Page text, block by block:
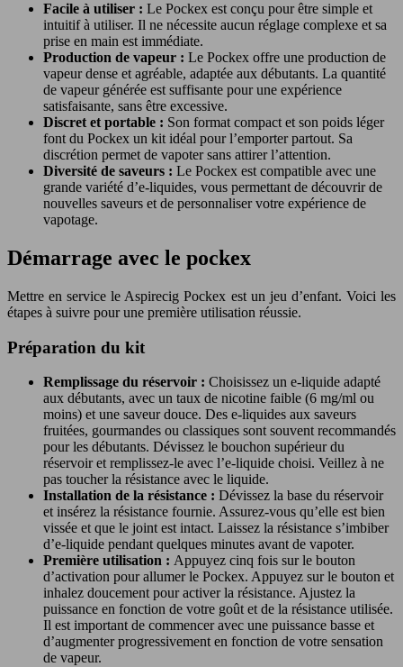
Facile à utiliser : Le Pockex est conçu pour être simple et
intuitif à utiliser. Il ne nécessite aucun réglage complexe et sa
prise en main est immédiate.
Production de vapeur : Le Pockex offre une production de
vapeur dense et agréable, adaptée aux débutants. La quantité
de vapeur générée est suffisante pour une expérience
satisfaisante, sans être excessive.
Discret et portable : Son format compact et son poids léger
font du Pockex un kit idéal pour l’emporter partout. Sa
discrétion permet de vapoter sans attirer l’attention.
Diversité de saveurs : Le Pockex est compatible avec une
grande variété d’e-liquides, vous permettant de découvrir de
nouvelles saveurs et de personnaliser votre expérience de
vapotage.
Démarrage avec le pockex
Mettre en service le Aspirecig Pockex est un jeu d’enfant. Voici les
étapes à suivre pour une première utilisation réussie.
Préparation du kit
Remplissage du réservoir : Choisissez un e-liquide adapté
aux débutants, avec un taux de nicotine faible (6 mg/ml ou
moins) et une saveur douce. Des e-liquides aux saveurs
fruitées, gourmandes ou classiques sont souvent recommandés
pour les débutants. Dévissez le bouchon supérieur du
réservoir et remplissez-le avec l’e-liquide choisi. Veillez à ne
pas toucher la résistance avec le liquide.
Installation de la résistance : Dévissez la base du réservoir
et insérez la résistance fournie. Assurez-vous qu’elle est bien
vissée et que le joint est intact. Laissez la résistance s’imbiber
d’e-liquide pendant quelques minutes avant de vapoter.
Première utilisation : Appuyez cinq fois sur le bouton
d’activation pour allumer le Pockex. Appuyez sur le bouton et
inhalez doucement pour activer la résistance. Ajustez la
puissance en fonction de votre goût et de la résistance utilisée.
Il est important de commencer avec une puissance basse et
d’augmenter progressivement en fonction de votre sensation
de vapeur.